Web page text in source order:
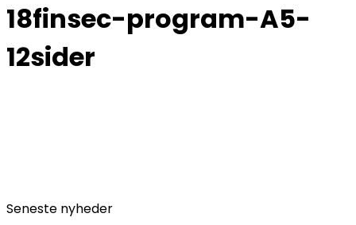
18finsec-program-A5-
12sider
Seneste nyheder